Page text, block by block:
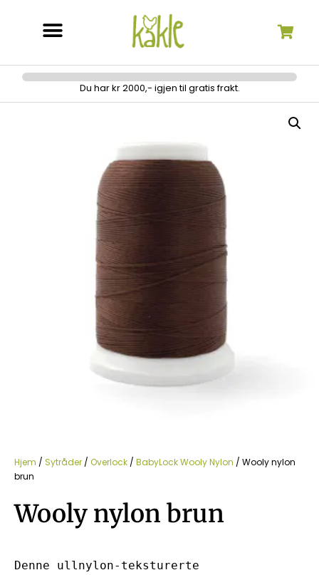
Du har kr 2000,- igjen til gratis frakt.
Hjem / Sytråder / Overlock / BabyLock Wooly Nylon / Wooly nylon
brun
Wooly nylon brun
Denne ullnylon-teksturerte